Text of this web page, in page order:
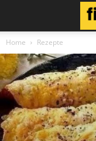
Home Rezepte